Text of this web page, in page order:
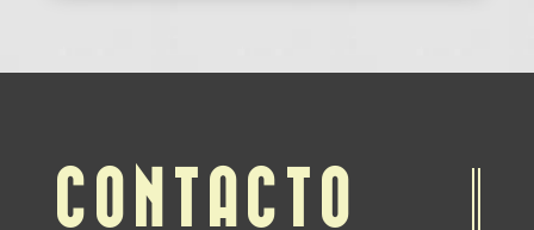
CONTACTO